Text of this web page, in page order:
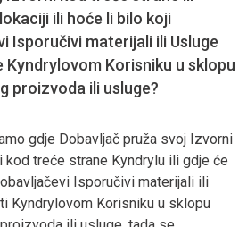
ili hoće li bilo koji
Isporučivi materijali ili Usluge
Kyndrylovom Korisniku u sklopu
proizvoda ili usluge?
gdje Dobavljač pruža svoj Izvorni
treće strane Kyndrylu ili gdje će
Isporučivi materijali ili
Kyndrylovom Korisniku u sklopu